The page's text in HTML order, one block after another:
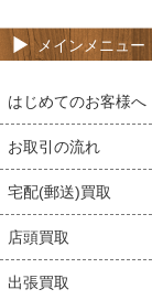
メインメニュー
はじめてのお客様へ
お取引の流れ
宅配(郵送)買取
店頭買取
出張買取